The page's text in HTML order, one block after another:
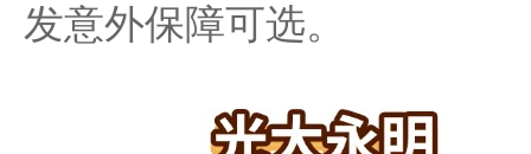
发意外保障可选。